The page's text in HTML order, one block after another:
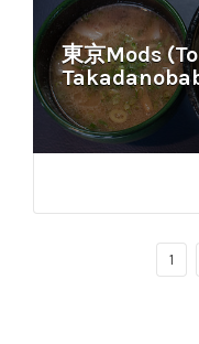
東京Mods
1